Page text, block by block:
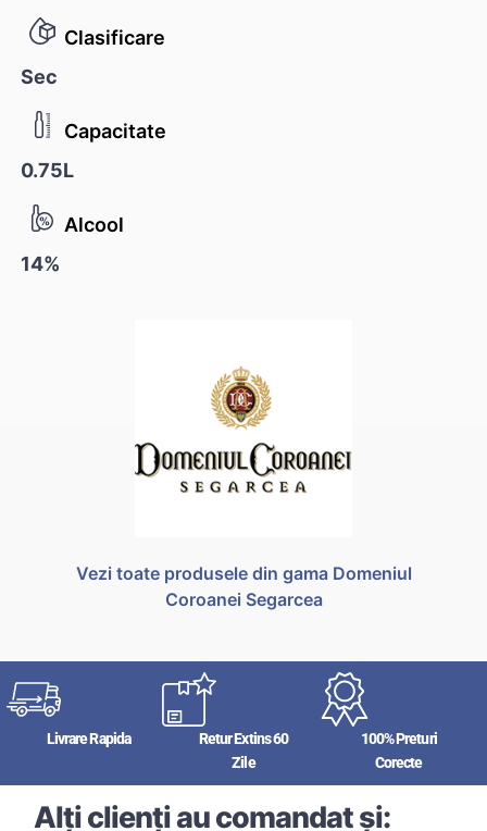
Clasificare
Sec
Capacitate
0.75L
Alcool
14%
Vezi toate produsele din gama Domeniul
Coroanei Segarcea
Livrare Rapida
Retur Extins 60
Zile
100% Preturi
Corecte
Alți clienți au comandat și: